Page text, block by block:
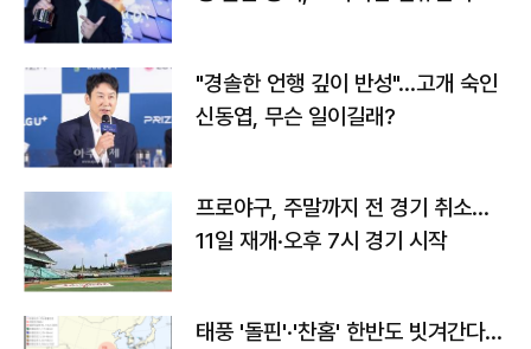
"경솔한 언행 깊이 반성"…고개 숙인
신동엽, 무슨 일이길래?
프로야구, 주말까지 전 경기 취소…
11일 재개·오후 7시 경기 시작
태풍 '돌핀'·'찬홈' 한반도 빗겨간다…